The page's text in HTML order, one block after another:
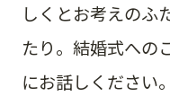
しくとお考えのふ
たり。結婚式への
にお話しください